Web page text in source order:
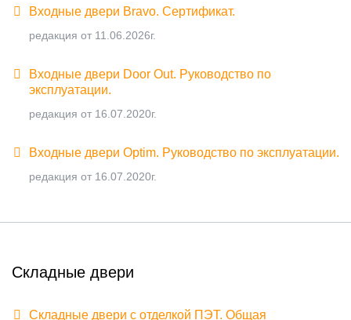
Входные двери Bravo. Сертификат.
редакция от 11.06.2026г.
Входные двери Door Out. Руководство по
эксплуатации.
редакция от 16.07.2020г.
Входные двери Optim. Руководство по эксплуатации.
редакция от 16.07.2020г.
Складные двери
Складные двери с отделкой ПЭТ. Общая